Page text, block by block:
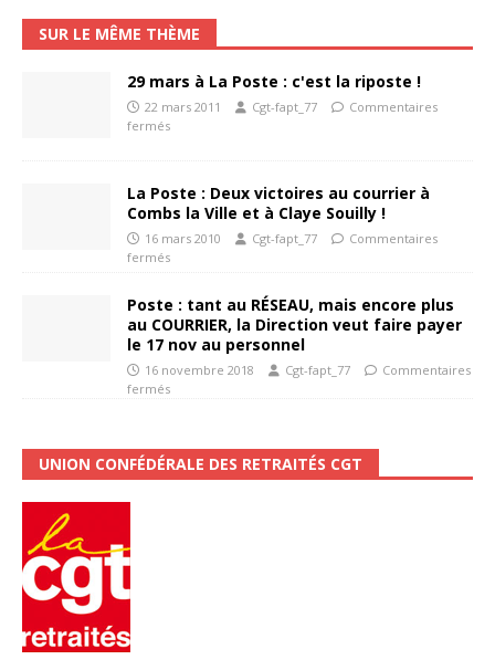
SUR LE MÊME THÈME
29 mars à La Poste : c'est la riposte !
22 mars 2011 Cgt-fapt_77
Commentaires
fermés
La Poste : Deux victoires au courrier à
Combs la Ville et à Claye Souilly !
16 mars 2010 Cgt-fapt_77
Commentaires
fermés
Poste : tant au RÉSEAU, mais encore plus
au COURRIER, la Direction veut faire payer
le 17 nov au personnel
16 novembre 2018 Cgt-fapt_77
Commentaires
fermés
UNION CONFÉDÉRALE DES RETRAITÉS CGT